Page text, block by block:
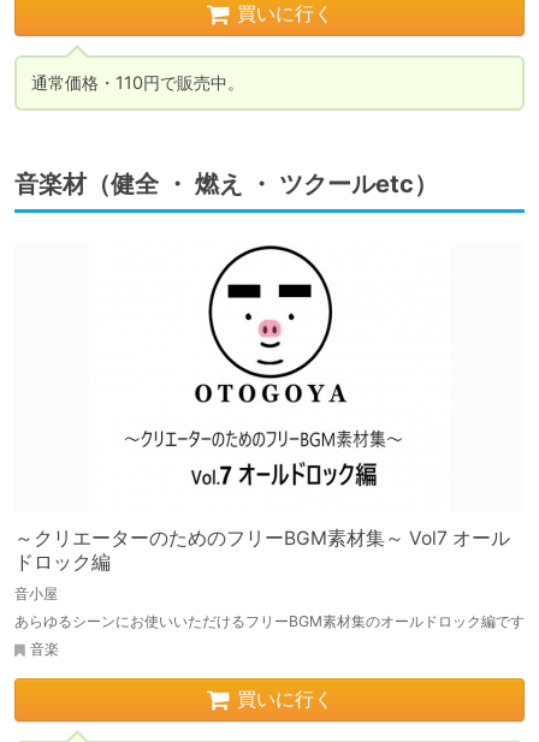
買いに行く
通常価格・110円で販売中。
音楽材（健全 ・ 燃え ・ ツクールetc）
～クリエーターのためのフリーBGM素材集～ Vol7 オール
ドロック編
音小屋
あらゆるシーンにお使いいただけるフリーBGM素材集のオールドロック編です
音楽
買いに行く